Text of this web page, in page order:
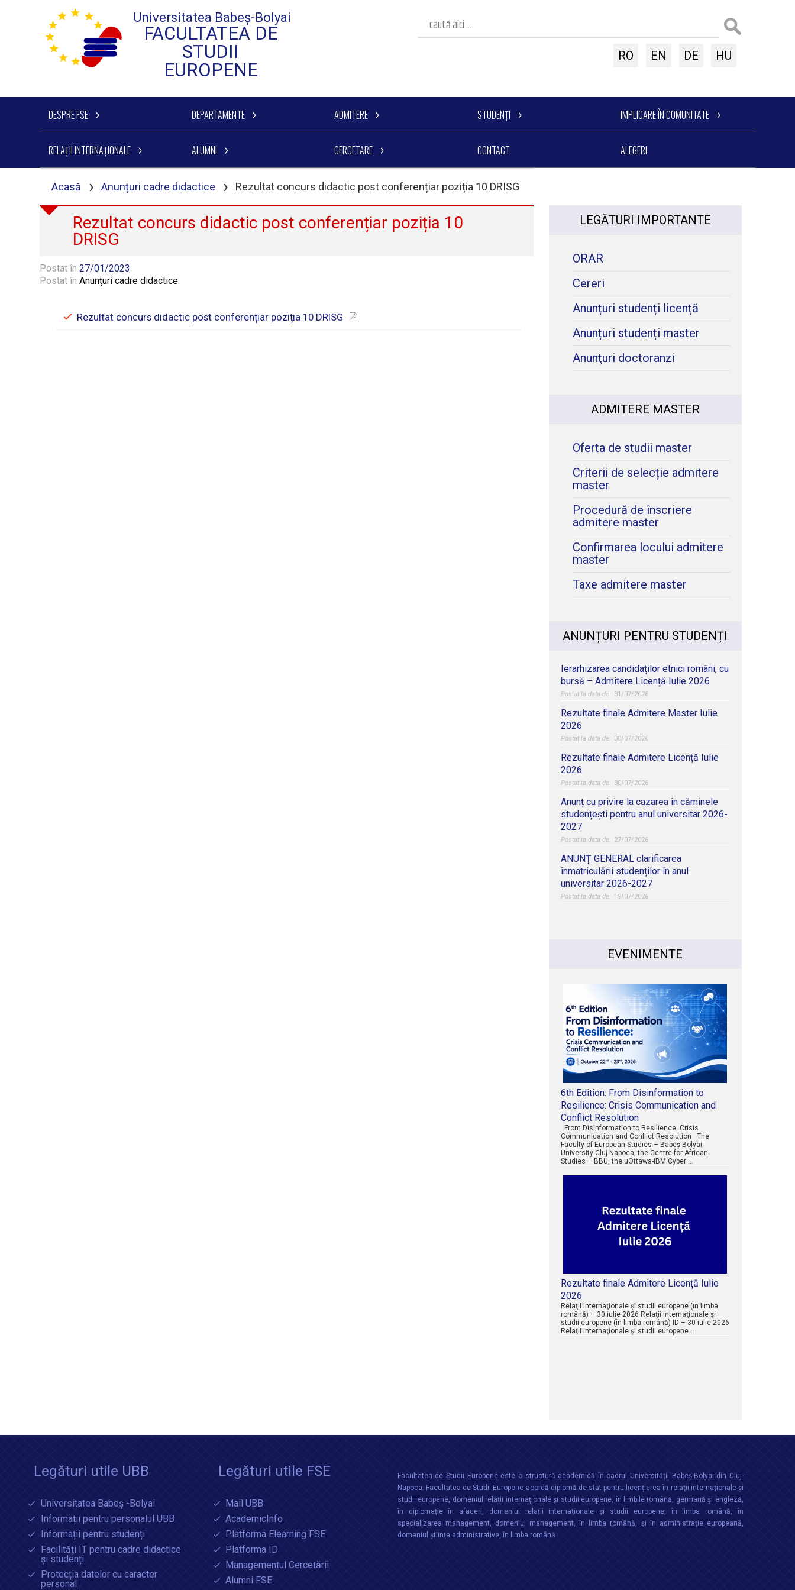
Universitatea Babeș-Bolyai
FACULTATEA DE
STUDII
EUROPENE
RO EN DE HU
DESPRE FSE DEPARTAMENTE ADMITERE STUDENȚI IMPLICARE ÎN COMUNITATE
RELAȚII INTERNAȚIONALE ALUMNI CERCETARE CONTACT ALEGERI
Acasă › Anunțuri cadre didactice › Rezultat concurs didactic post conferențiar poziția 10 DRISG
Rezultat concurs didactic post conferențiar poziția 10
DRISG
Postat în27/01/2023
Postat înAnunțuri cadre didactice
Rezultat concurs didactic post conferențiar poziția 10 DRISG
LEGĂTURI IMPORTANTE
ORAR
Cereri
Anunțuri studenți licență
Anunțuri studenți master
Anunţuri doctoranzi
ADMITERE MASTER
Oferta de studii master
Criterii de selecție admitere
master
Procedură de înscriere
admitere master
Confirmarea locului admitere
master
Taxe admitere master
ANUNȚURI PENTRU STUDENȚI
Ierarhizarea candidaților etnici români, cu
bursă – Admitere Licență Iulie 2026
31/07/2026
Rezultate finale Admitere Master Iulie
2026
30/07/2026
Rezultate finale Admitere Licență Iulie
2026
30/07/2026
Anunț cu privire la cazarea în căminele
studențești pentru anul universitar 2026-
2027
27/07/2026
ANUNȚ GENERAL clarificarea
înmatriculării studenților în anul
universitar 2026-2027
19/07/2026
EVENIMENTE
6th Edition: From Disinformation to
Resilience: Crisis Communication and
Conflict Resolution
From Disinformation to Resilience: Crisis
Communication and Conflict Resolution The
Faculty of European Studies – Babeș-Bolyai
University Cluj-Napoca, the Centre for African
Studies – BBU, the uOttawa-IBM Cyber …
Rezultate finale Admitere Licență Iulie
2026
Relaţii internaţionale şi studii europene (în limba
română) – 30 iulie 2026 Relaţii internaţionale şi
studii europene (în limba română) ID – 30 iulie 2026
Relaţii internaţionale şi studii europene …
Legături utile UBB
Universitatea Babeș -Bolyai
Informații pentru personalul UBB
Informații pentru studenți
Facilități IT pentru cadre didactice
și studenți
Protecția datelor cu caracter
personal
Legături utile FSE
Mail UBB
AcademicInfo
Platforma Elearning FSE
Platforma ID
Managementul Cercetării
Alumni FSE
Facultatea de Studii Europene este o structură academică în cadrul Universităţii Babeș-Bolyai din Cluj-
Napoca. Facultatea de Studii Europene acordă diplomă de stat pentru licențierea în relaţii internaţionale şi
studii europene, domeniul relații internaționale şi studii europene, în limbile română, germană și engleză,
în diplomație în afaceri, domeniul relații internaționale și studii europene, în limba română, în
specializarea management, domeniul management, în limba română, și în administrație europeană,
domeniul științe administrative, în limba română